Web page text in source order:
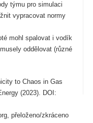
týmu pro simulaci
vypracovat normy
mohl spalovat i vodík
oddělovat (různé
to Chaos in Gas
(2023). DOI:
přeloženo/zkráceno